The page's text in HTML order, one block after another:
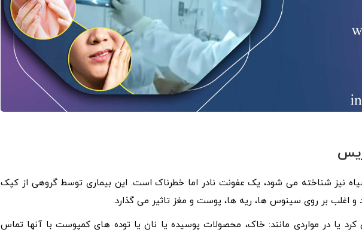
نیز شناخته می شود، یک عفونت نادر اما خطرناک است. این بیماری توسط گروهی از کپک
اغلب بر روی سینوس ها، ریه ها، پوست و مغز تاثیر می گذارد.
یا در مواردی مانند: خاک، محصولات پوسیده یا نان یا توده های کمپوست با آنها تماس